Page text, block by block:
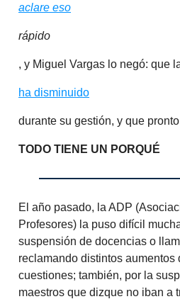
aclare eso
rápido
, y Miguel Vargas lo negó: que
ha disminuido
durante su gestión, y que
TODO TIENE UN PORQUÉ
El año pasado, la ADP
Profesores) la puso difícil
suspensión de docencias o
reclamando distintos aumentos
cuestiones; también, por la
maestros que dizque no iban a